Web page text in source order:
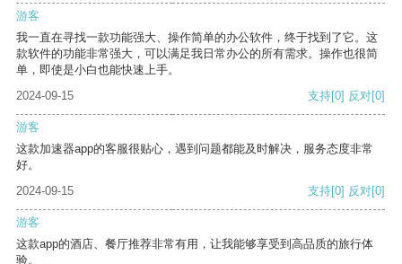
游客
我一直在寻找一款功能强大、操作简单的办公软件，终于找到了它。这
款软件的功能非常强大，可以满足我日常办公的所有需求。操作也很简
单，即使是小白也能快速上手。
2024-09-15
支持[0] 反对[0]
游客
这款加速器app的客服很贴心，遇到问题都能及时解决，服务态度非常
好。
2024-09-15
支持[0] 反对[0]
游客
这款app的酒店、餐厅推荐非常有用，让我能够享受到高品质的旅行体
验。